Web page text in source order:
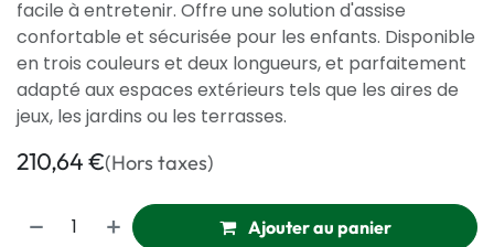
facile à entretenir. Offre une solution d'assise
confortable et sécurisée pour les enfants. Disponible
en trois couleurs et deux longueurs, et parfaitement
adapté aux espaces extérieurs tels que les aires de
jeux, les jardins ou les terrasses.
210,64€(Hors taxes)
Ajouter au panier